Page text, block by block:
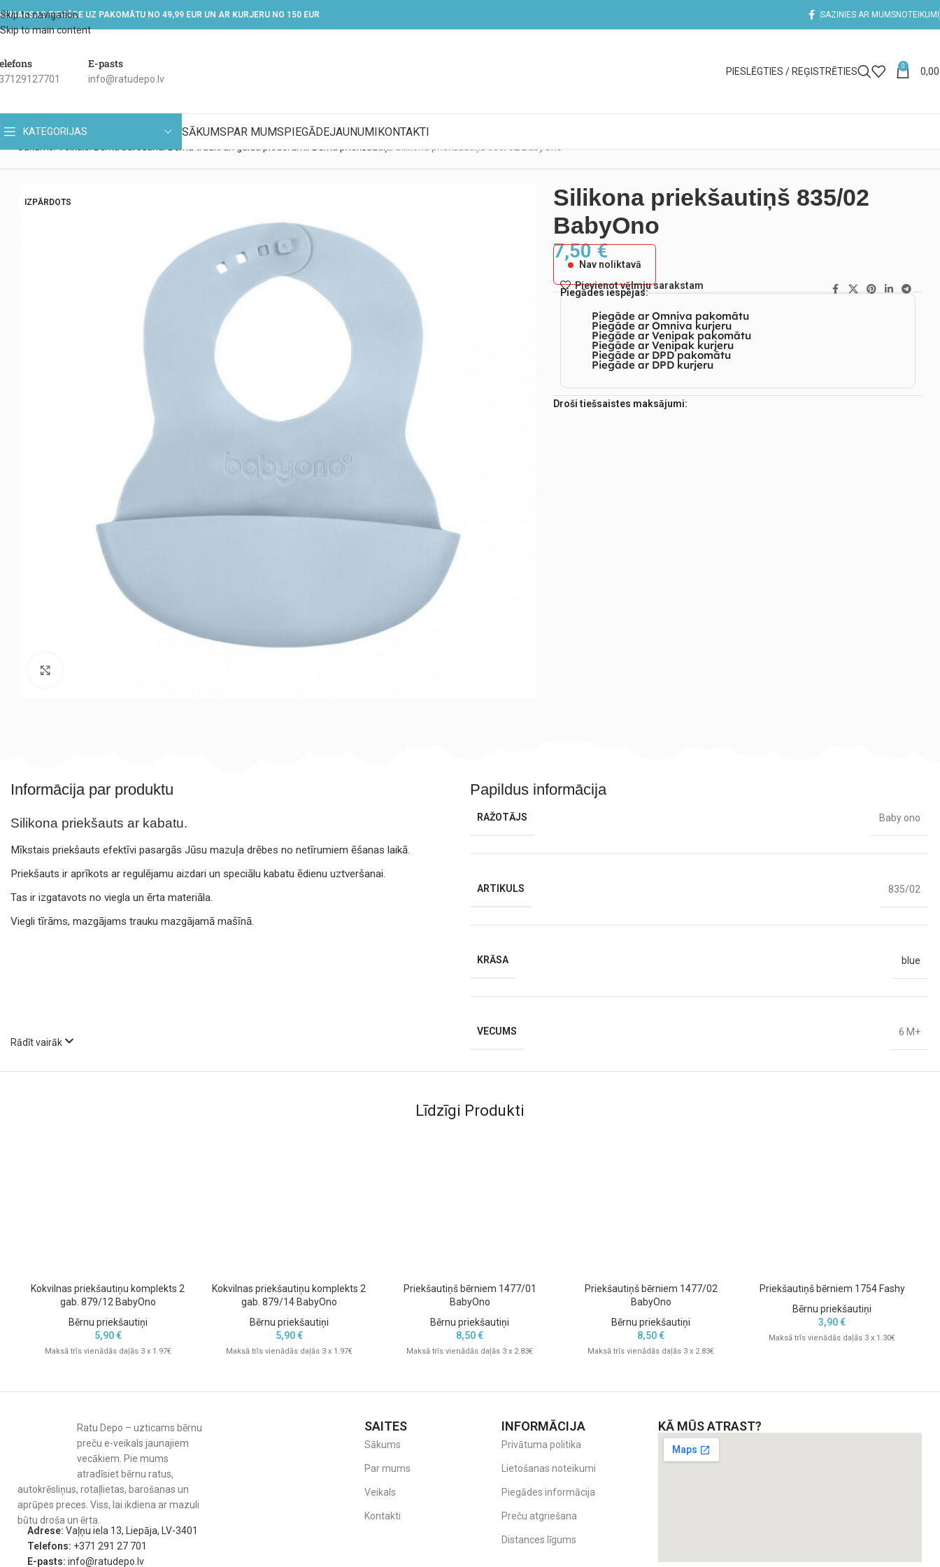
Skip to navigation
Skip to main content
PIEGĀDE UZ PAKOMĀTU NO 49,99 EUR UN AR KURJERU NO 150 EUR SAZINIES AR MUMSNOTEIKUMI
E-pasts
info@ratudepo.lv
PIESLĒGTIES / REĢISTRĒTIES 0
KATEGORIJAS SĀKUMSPAR MUMSPIEGĀDEJAUNUMIKONTAKTI
IZPĀRDOTS
Silikona priekšautiņš 835/02
BabyOno
7,50€
Nav noliktavā
Pievienot vēlmju sarakstam
Piegādes iespējas:
Piegāde ar Omniva pakomātu
Piegāde ar Omniva kurjeru
Piegāde ar Venipak pakomātu
Piegāde ar Venipak kurjeru
Piegāde ar DPD pakomātu
Piegāde ar DPD kurjeru
Droši tiešsaistes maksājumi:
Informācija par produktu
Silikona priekšauts ar kabatu.
Mīkstais priekšauts efektīvi pasargās Jūsu mazuļa drēbes no netīrumiem ēšanas laikā.
Priekšauts ir aprīkots ar regulējamu aizdari un speciālu kabatu ēdienu uztveršanai.
Tas ir izgatavots no viegla un ērta materiāla.
Viegli tīrāms, mazgājams trauku mazgājamā mašīnā.
Rādīt vairāk
Papildus informācija
RAŽOTĀJS Baby ono
ARTIKULS 835/02
KRĀSA blue
VECUMS 6 M+
Līdzīgi Produkti
Kokvilnas priekšautiņu komplekts 2
gab. 879/12 BabyOno
Bērnu priekšautiņi
5,90€
Maksā trīs vienādās daļās 3 x 1.97€
Kokvilnas priekšautiņu komplekts 2
gab. 879/14 BabyOno
Bērnu priekšautiņi
5,90€
Maksā trīs vienādās daļās 3 x 1.97€
Priekšautiņš bērniem 1477/01
BabyOno
Bērnu priekšautiņi
8,50€
Maksā trīs vienādās daļās 3 x 2.83€
Priekšautiņš bērniem 1477/02
BabyOno
Bērnu priekšautiņi
8,50€
Maksā trīs vienādās daļās 3 x 2.83€
Priekšautiņš bērniem 1754 Fashy
Bērnu priekšautiņi
3,90€
Maksā trīs vienādās daļās 3 x 1.30€
Ratu Depo – uzticams bērnu
preču e-veikals jaunajiem
vecākiem. Pie mums
atradīsiet bērnu ratus,
autokrēsliņus, rotaļlietas, barošanas un
aprūpes preces. Viss, lai ikdiena ar mazuli
būtu droša un ērta.
Adrese: Vaļņu iela 13, Liepāja, LV-3401
Telefons: +371 291 27 701
E-pasts: info@ratudepo.lv
SAITES
Sākums
Par mums
Veikals
Kontakti
INFORMĀCIJA
Privātuma politika
Lietošanas noteikumi
Piegādes informācija
Preču atgriešana
Distances līgums
KĀ MŪS ATRAST?